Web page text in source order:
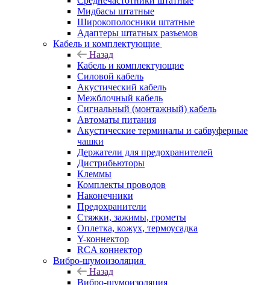
Мидбасы штатные
Широкополосники штатные
Адаптеры штатных разъемов
Кабель и комплектующие
Назад
Кабель и комплектующие
Силовой кабель
Акустический кабель
Межблочный кабель
Сигнальный (монтажный) кабель
Автоматы питания
Акустические терминалы и сабвуферные
чашки
Держатели для предохранителей
Дистрибьюторы
Клеммы
Комплекты проводов
Наконечники
Предохранители
Стяжки, зажимы, грометы
Оплетка, кожух, термоусадка
Y-коннектор
RCA коннектор
Вибро-шумоизоляция
Назад
Вибро-шумоизоляция